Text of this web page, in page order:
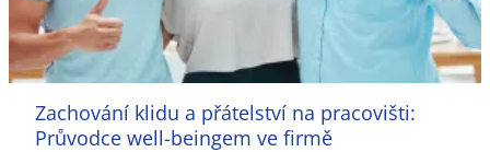
Zachování klidu a přátelství na pracovišti:
Průvodce well-beingem ve firmě